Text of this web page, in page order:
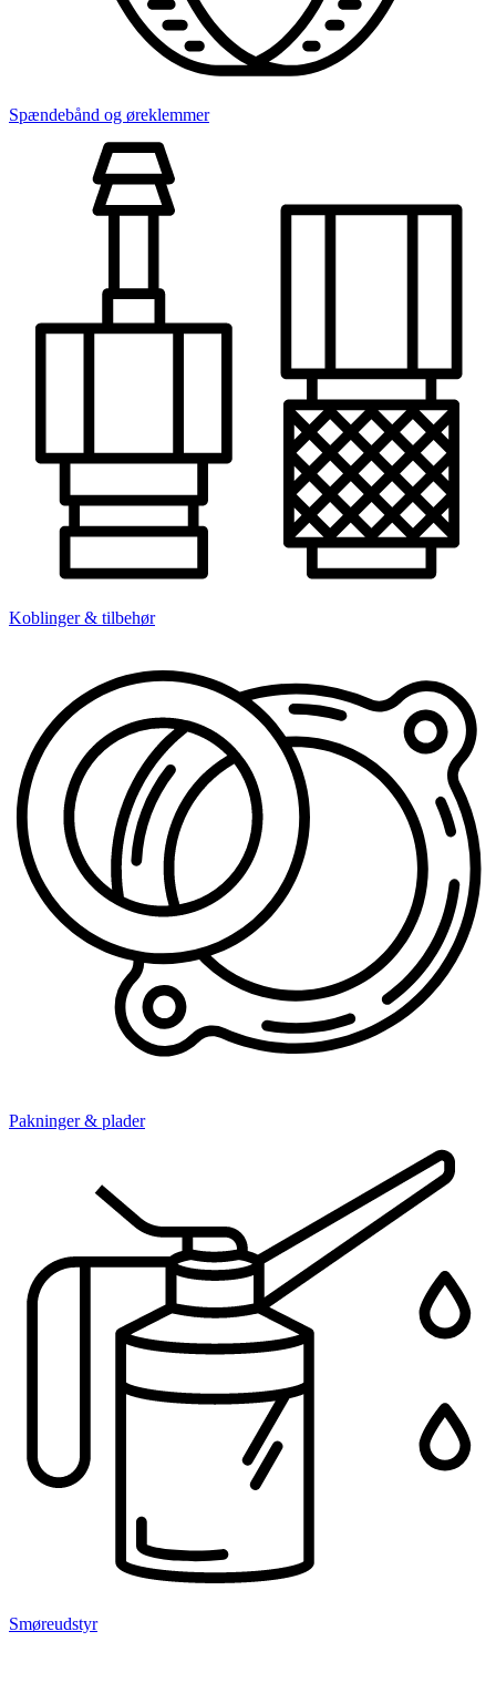
Spændebånd og øreklemmer
Koblinger & tilbehør
Pakninger & plader
Smøreudstyr